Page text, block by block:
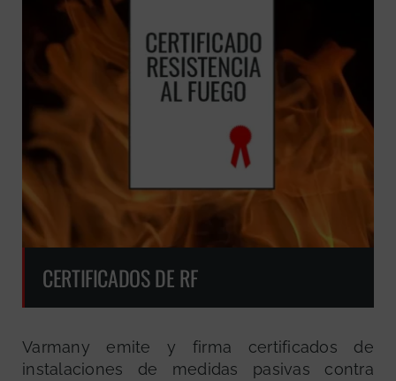
CERTIFICADOS DE RF
Varmany emite y firma certificados de
instalaciones de medidas pasivas contra